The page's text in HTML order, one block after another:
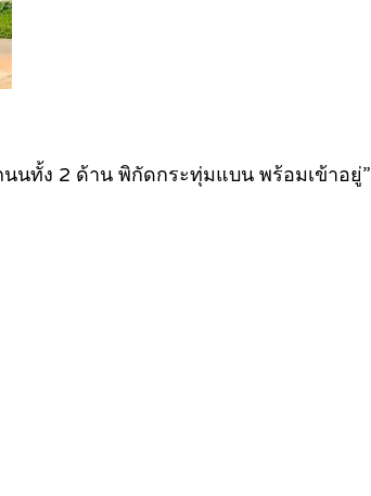
นทั้ง 2 ด้าน พิกัดกระทุ่มแบน พร้อมเข้าอยู่”